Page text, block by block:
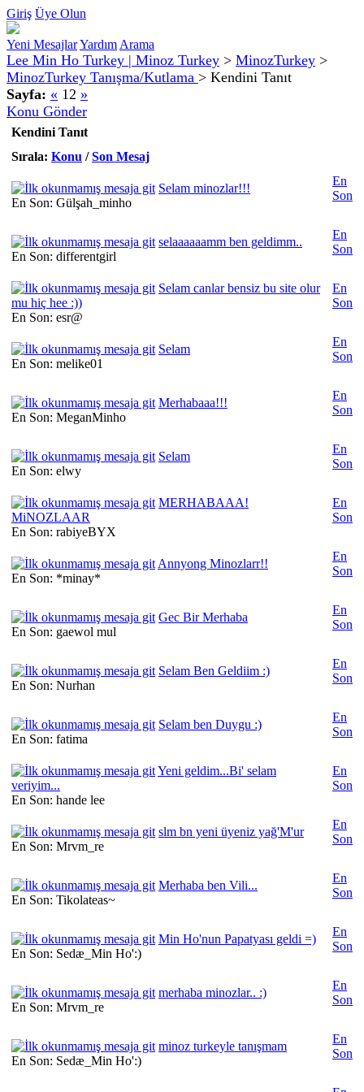
Giriş Üye Olun
Yeni MesajlarYardım Arama
Lee Min Ho Turkey | Minoz Turkey > MinozTurkey >
MinozTurkey Tanışma/Kutlama > Kendini Tanıt
Sayfa: « 12 »
Konu Gönder
Kendini Tanıt
Sırala: Konu /Son Mesaj
Selam minozlar!!!
En Son: Gülşah_minho
En
Son
selaaaaaamm ben geldimm..
En Son: differentgirl
En
Son
Selam canlar bensiz bu site olur
mu hiç hee :))
En Son: esr@
En
Son
Selam
En Son: melike01
En
Son
Merhabaaa!!!
En Son: MeganMinho
En
Son
Selam
En Son: elwy
En
Son
MERHABAAA!
MiNOZLAAR
En Son: rabiyeBYX
En
Son
Annyong Minozlarr!!
En Son: *minay*
En
Son
Gec Bir Merhaba
En Son: gaewol mul
En
Son
Selam Ben Geldiim :)
En Son: Nurhan
En
Son
Selam ben Duygu :)
En Son: fatima
En
Son
Yeni geldim...Bi' selam
veriyim...
En Son: hande lee
En
Son
slm bn yeni üyeniz yağ'M'ur
En Son: Mrvm_re
En
Son
Merhaba ben Vili...
En Son: Tikolateas~
En
Son
Min Ho'nun Papatyası geldi =)
En Son: Sedæ_Min Ho':)
En
Son
merhaba minozlar.. :)
En Son: Mrvm_re
En
Son
minoz turkeyle tanışmam
En Son: Sedæ_Min Ho':)
En
Son